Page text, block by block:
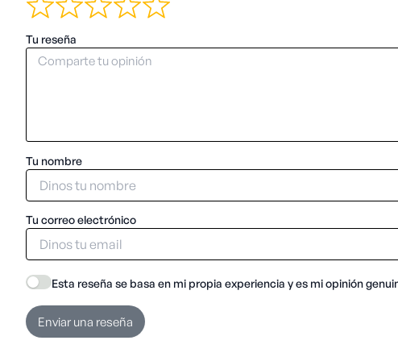
Tu reseña
Tu nombre
Tu correo electrónico
Esta reseña se basa en mi propia experiencia y es mi opinión
Enviar una reseña